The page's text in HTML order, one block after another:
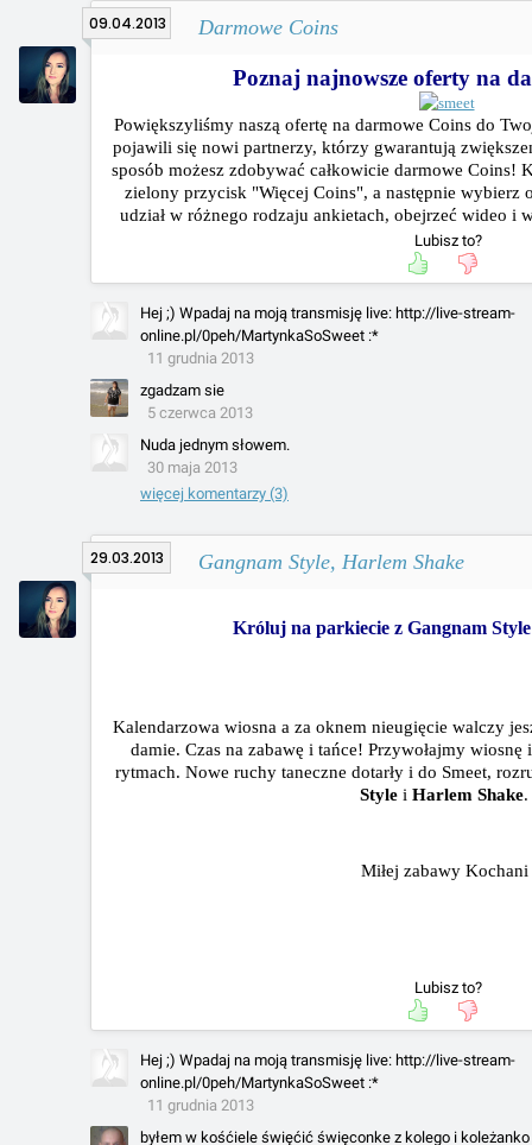
09.04.2013 Darmowe Coins
Poznaj najnowsze oferty na
Powiększyliśmy naszą ofertę na darmowe Coins do
pojawili się nowi partnerzy, którzy gwarantują
sposób możesz zdobywać całkowicie darmowe Coins!
zielony przycisk "Więcej Coins", a następnie wybierz
udział w różnego rodzaju ankietach, obejrzeć wideo i
Lubisz to?
Hej ;) Wpadaj na moją transmisję live: http://live-stream-
online.pl/0peh/MartynkaSoSweet :*
11 grudnia 2013
zgadzam sie
5 czerwca 2013
Nuda jednym słowem.
30 maja 2013
więcej komentarzy (3)
29.03.2013 Gangnam Style, Harlem Shake
Króluj na parkiecie z Gangnam
Kalendarzowa wiosna a za oknem nieugięcie walczy
damie. Czas na zabawę i tańce! Przywołajmy
rytmach. Nowe ruchy taneczne dotarły i do Smeet,
Style i Harlem Shake.
Miłej zabawy Kochani
Lubisz to?
Hej ;) Wpadaj na moją transmisję live: http://live-stream-
online.pl/0peh/MartynkaSoSweet :*
11 grudnia 2013
byłem w kośćiele święćić święconke z kolego i